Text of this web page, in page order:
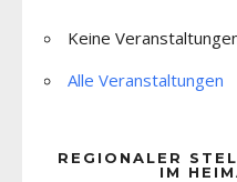
Keine
Alle Veranstaltungen
REGIONALER
IM